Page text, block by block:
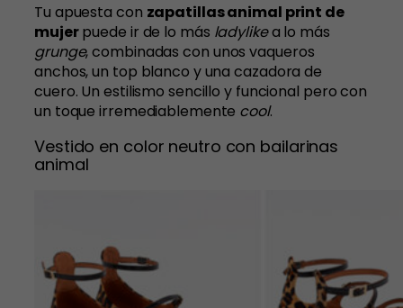
Tu apuesta con zapatillas animal print de
mujerpuede ir de lo más ladylikea lo más
grunge, combinadas con unos vaqueros
anchos, un top blanco y una cazadora de
cuero. Un estilismo sencillo y funcional pero con
un toque irremediablemente cool.
Vestido en color neutro con bailarinas
animal